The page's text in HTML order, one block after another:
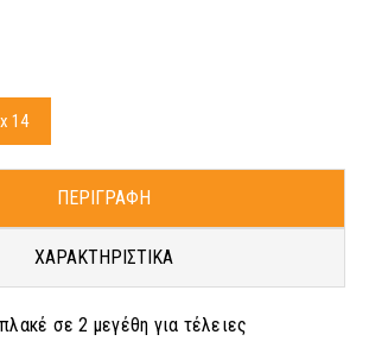
14
ΠΕΡΙΓΡΑΦΗ
ΧΑΡΑΚΤΗΡΙΣΤΙΚΑ
σε 2 μεγέθη για τέλειες